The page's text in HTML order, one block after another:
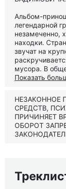
Альбом-
легендарной
незамеченно,
находки.
звучат на
мусора. В
Показать
НЕЗАКОННОЕ
СРЕДСТВ,
ПРИЧИНЯЕТ
ОБОРОТ